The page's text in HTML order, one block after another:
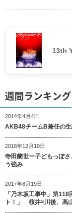
13th
週間ランキング
2014年4月4日
AKB48チームB兼任の
2018年12月10日
寺田蘭世ー子どもっぽ
う強み
2017年8月19日
「乃木坂工事中」第
ト！」 桜井×川後、高